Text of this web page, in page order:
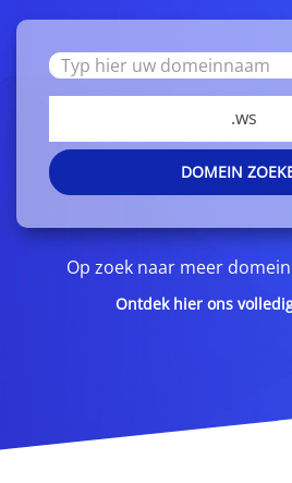
.ws
DOMEIN
Op zoek naar meer
Ontdek hier ons